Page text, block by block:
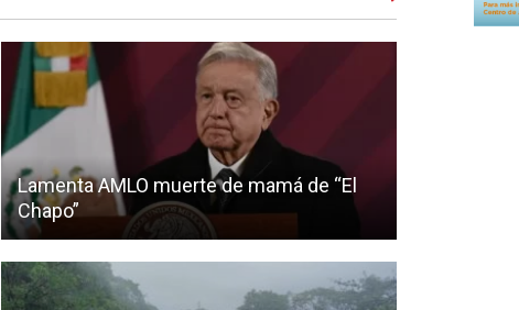
Lamenta AMLO muerte de mamá de “El
Chapo”